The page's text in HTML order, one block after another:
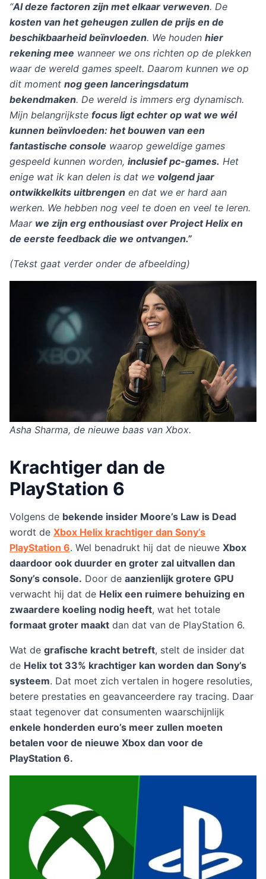
“Al deze factoren zijn met elkaar verweven. De
kosten van het geheugen zullen de prijs en de
beschikbaarheid beïnvloeden. We houden hier
rekening mee wanneer we ons richten op de plekken
waar de wereld games speelt. Daarom kunnen we op
dit moment nog geen lanceringsdatum
bekendmaken. De wereld is immers erg dynamisch.
Mijn belangrijkste focus ligt echter op wat we wél
kunnen beïnvloeden: het bouwen van een
fantastische console waarop geweldige games
gespeeld kunnen worden, inclusief pc-games. Het
enige wat ik kan delen is dat we volgend jaar
ontwikkelkits uitbrengen en dat we er hard aan
werken. We hebben nog veel te doen en veel te leren.
Maar we zijn erg enthousiast over Project Helix en
de eerste feedback die we ontvangen.”
(Tekst gaat verder onder de afbeelding)
Asha Sharma, de nieuwe baas van Xbox.
Krachtiger dan de
PlayStation 6
Volgens de bekende insider Moore’s Law is Dead
wordt de Xbox Helix krachtiger dan Sony’s
PlayStation 6. Wel benadrukt hij dat de nieuwe Xbox
daardoor ook duurder en groter zal uitvallen dan
Sony’s console. Door de aanzienlijk grotere GPU
verwacht hij dat de Helix een ruimere behuizing en
zwaardere koeling nodig heeft, wat het totale
formaat groter maakt dan dat van de PlayStation 6.
Wat de grafische kracht betreft, stelt de insider dat
de Helix tot 33% krachtiger kan worden dan Sony’s
systeem. Dat moet zich vertalen in hogere resoluties,
betere prestaties en geavanceerdere ray tracing. Daar
staat tegenover dat consumenten waarschijnlijk
enkele honderden euro’s meer zullen moeten
betalen voor de nieuwe Xbox dan voor de
PlayStation 6.